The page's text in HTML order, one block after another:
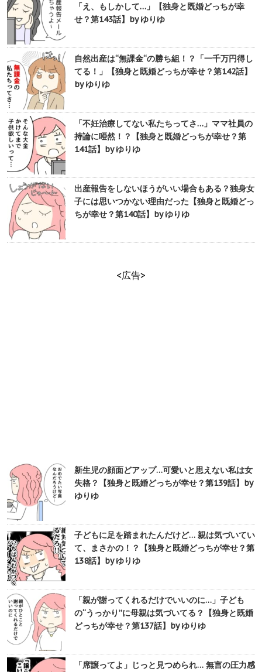
「え、もしかして…」【独身と既婚どっちが幸
せ？第143話】by ゆりゆ
自然出産は“無課金“の勝ち組！？「一千万円得し
てる！」【独身と既婚どっちが幸せ？第142話】
by ゆりゆ
「不妊治療してない私たちってさ…」ママ社員の
持論に唖然！？【独身と既婚どっちが幸せ？第
141話】by ゆりゆ
出産報告をしないほうがいい場合もある？独身女
子には思いつかない理由だった【独身と既婚どっ
ちが幸せ？第140話】by ゆりゆ
<広告>
新生児の顔面どアップ…可愛いと思えない私は女
失格？【独身と既婚どっちが幸せ？第139話】by
ゆりゆ
子どもに足を踏まれたんだけど… 親は気づいてい
て、まさかの！？【独身と既婚どっちが幸せ？第
138話】by ゆりゆ
「親が謝ってくれるだけでいいのに…」子ども
の“うっかり”に母親は気づいてる？【独身と既婚
どっちが幸せ？第137話】by ゆりゆ
「席譲ってよ」じっと見つめられ… 無言の圧力感